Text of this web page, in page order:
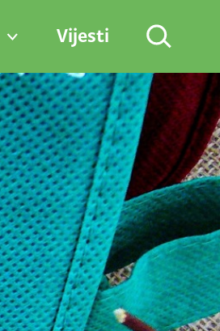
Vijesti